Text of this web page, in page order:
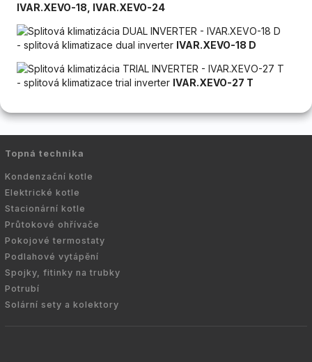
IVAR.XEVO-18, IVAR.XEVO-24
- splitová klimatizace dual inverter IVAR.XEVO-18 D
- splitová klimatizace trial inverter IVAR.XEVO-27 T
Topná technika
Kondenzační kotle
Elektrické kotle
Stacionární kotle
Průtokové ohřívače
Pokojové termostaty
Podlahové vytápění
Spojky, fitinky na trubky
Potrubí
Solární sety a kolektory